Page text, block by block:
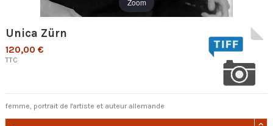
Zoom
Unica Zürn
120,00 €
TTC
femme, portrait de l'artiste et auteur allemande